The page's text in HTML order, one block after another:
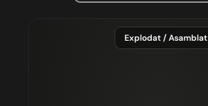
Explodat / Asamblat